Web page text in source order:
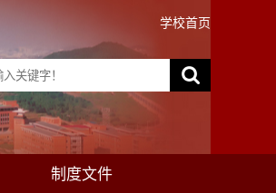
学校首页
制度文件